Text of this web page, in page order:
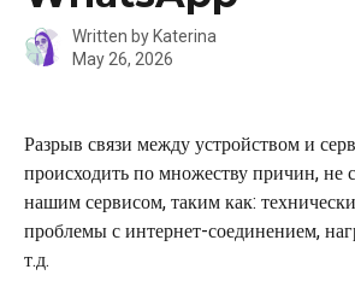
Written by Katerina
May 26, 2026
Разрыв связи между устройством и
происходить по множеству причин, не
нашим сервисом, таким как:
проблемы с интернет-соединением,
т.д.